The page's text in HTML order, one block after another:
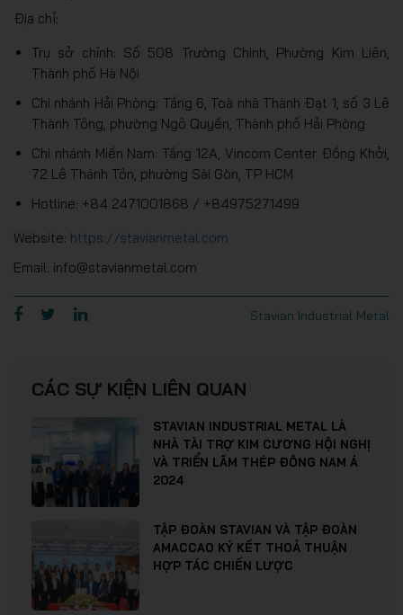
Địa chỉ:
Trụ sở chính: Số 508 Trường Chinh, Phường Kim Liên,
Thành phố Hà Nội
Chi nhánh Hải Phòng: Tầng 6, Toà nhà Thành Đạt 1, số 3 Lê
Thành Tông, phường Ngô Quyền, Thành phố Hải Phòng
Chi nhánh Miền Nam: Tầng 12A, Vincom Center Đồng Khởi,
72 Lê Thánh Tôn, phường Sài Gòn, TP HCM
Hotline: +84 2471001868 / +84975271499
Website: https://stavianmetal.com
Email: info@stavianmetal.com
Stavian Industrial Metal
CÁC SỰ KIỆN LIÊN QUAN
STAVIAN INDUSTRIAL METAL LÀ
NHÀ TÀI TRỢ KIM CƯƠNG HỘI NGHỊ
VÀ TRIỂN LÃM THÉP ĐÔNG NAM Á
2024
TẬP ĐOÀN STAVIAN VÀ TẬP ĐOÀN
AMACCAO KÝ KẾT THOẢ THUẬN
HỢP TÁC CHIẾN LƯỢC